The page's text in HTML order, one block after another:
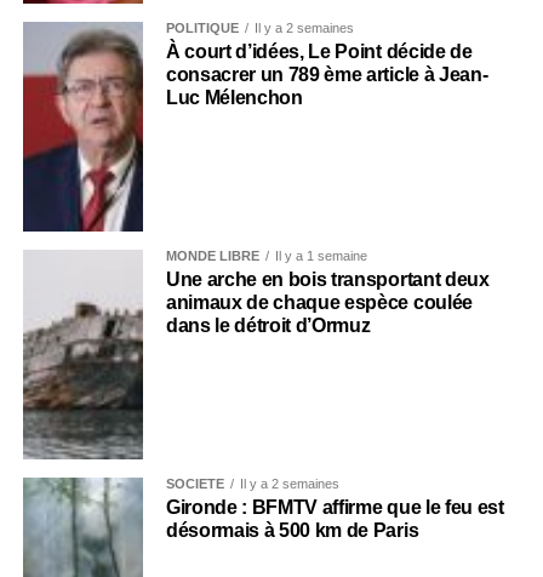
POLITIQUE Il y a 2 semaines
À court d’idées, Le Point décide de
consacrer un 789 ème article à Jean-
Luc Mélenchon
MONDE LIBRE Il y a 1 semaine
Une arche en bois transportant deux
animaux de chaque espèce coulée
dans le détroit d’Ormuz
SOCIÉTÉ Il y a 2 semaines
Gironde : BFMTV affirme que le feu est
désormais à 500 km de Paris